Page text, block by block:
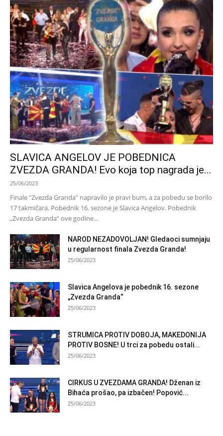
SLAVICA ANGELOV JE POBEDNICA
ZVEZDA GRANDA! Evo koja top nagrada je...
25/06/2023
Finale "Zvezda Granda" napravilo je pravi bum, a za pobedu se borilo
17 takmičara. Pobednik 16. sezone je Slavica Angelov. Pobednik
„Zvezda Granda“ ove godine...
NAROD NEZADOVOLJAN! Gledaoci sumnjaju
u regularnost finala Zvezda Granda!
25/06/2023
Slavica Angelova je pobednik 16. sezone
„Zvezda Granda“
25/06/2023
STRUMICA PROTIV DOBOJA, MAKEDONIJA
PROTIV BOSNE! U trci za pobedu ostali...
25/06/2023
CIRKUS U ZVEZDAMA GRANDA! Dženan iz
Bihaća prošao, pa izbačen! Popović...
25/06/2023